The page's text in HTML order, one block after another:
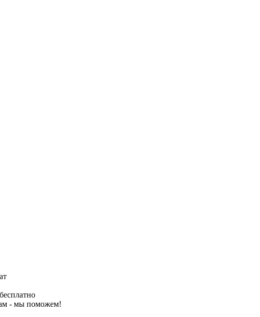
- мы поможем!